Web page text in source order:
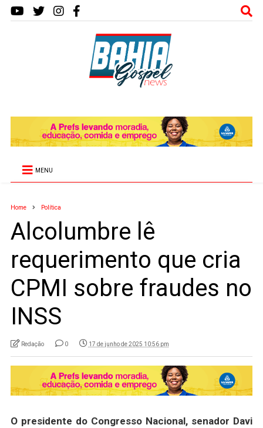
MENU
Home Política
Alcolumbre lê
requerimento que cria
CPMI sobre fraudes no
INSS
Redação 0 17 de junho de 2025 10:56 pm
O presidente do Congresso Nacional, senador Davi